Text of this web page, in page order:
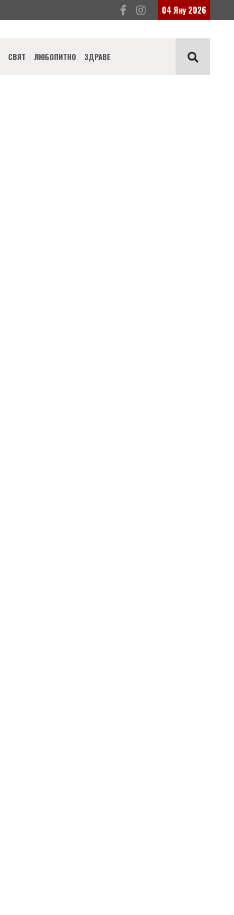
04 Яну 2026
СВЯТ ЛЮБОПИТНО ЗДРАВЕ